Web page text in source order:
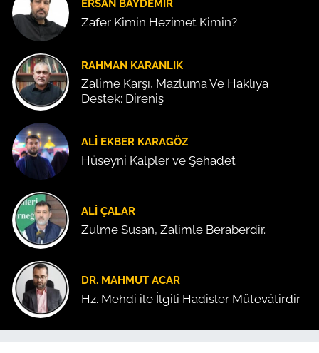
ERSAN BAYDEMIR
Zafer Kimin Hezimet Kimin?
RAHMAN KARANLIK
Zalime Karşı, Mazluma Ve Haklıya
Destek: Direniş
ALI EKBER KARAGÖZ
Hüseyni Kalpler ve Şehadet
ALI ÇALAR
Zulme Susan, Zalimle Beraberdir.
DR. MAHMUT ACAR
Hz. Mehdi ile İlgili Hadisler Mütevâtirdir